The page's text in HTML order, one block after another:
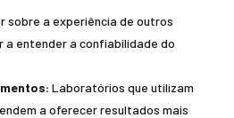
sobre a experiência de outros
a entender a confiabilidade do
Laboratórios que utilizam
a oferecer resultados mais